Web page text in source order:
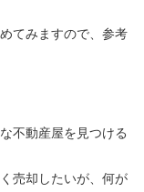
てみますので、参考
不動産屋を見つける
売却したいが、何が